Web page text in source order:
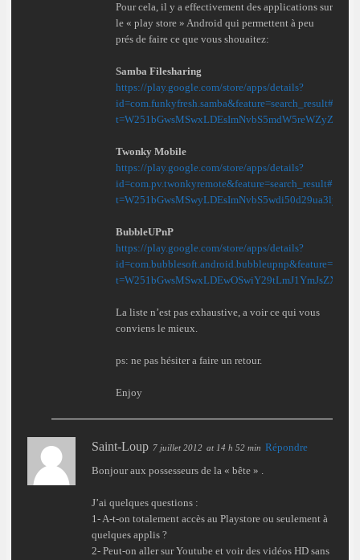
Pour cela, il y a effectivement des applications sur
le « play store » Android qui permettent à peu
prés de faire ce que vous shouaitez:
Samba Filesharing
https://play.google.com/store/apps/details?
id=com.funkyfresh.samba&feature=search_result#?
Twonky Mobile
https://play.google.com/store/apps/details?
id=com.pv.twonkyremote&feature=search_result#?
BubbleUPnP
https://play.google.com/store/apps/details?
La liste n’est pas exhaustive, a voir ce qui vous
conviens le mieux.
ps: ne pas hésiter a faire un retour.
Enjoy
Saint-Loup 7 juillet 2012 at 14 h 52 min Répondre
Bonjour aux possesseurs de la « bête » .
J’ai quelques questions :
1- A-t-on totalement accès au Playstore ou seulement à
quelques applis ?
2- Peut-on aller sur Youtube et voir des vidéos HD sans